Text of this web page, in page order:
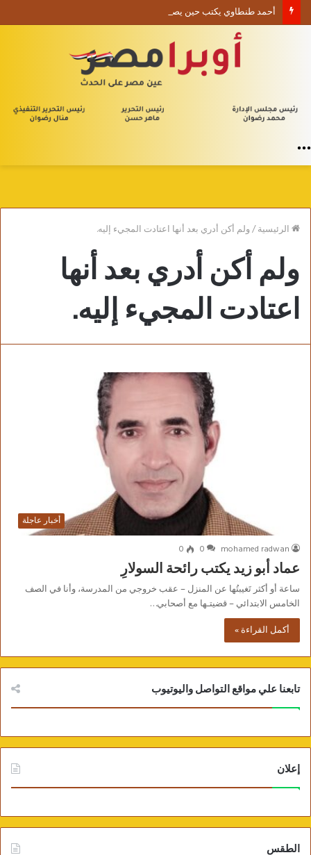
أحمد طنطاوي يكتب حين يصبح الوجود علامة استفهام
الرئيسية/ولم أكن أدري بعد أنها اعتادت المجيء إليه.
ولم أكن أدري بعد أنها
اعتادت المجيء إليه.
أخبار عاجلة
mohamed radwan
0
0
عماد أبو زيد يكتب رائحة السولارِ
ساعة أو أكثر تَغيبتُها عن المنزل – عقب خروجي من المدرسة، وأنا في الصف
الخامس الابتدائي – قضيتـها مع أصحابي…
أكمل القراءة »
تابعنا علي مواقع التواصل واليوتيوب
إعلان
الطقس